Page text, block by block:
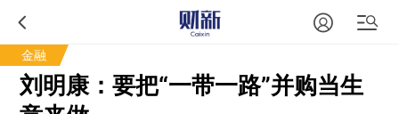
金融
刘明康：要把“一带一路”并购当生